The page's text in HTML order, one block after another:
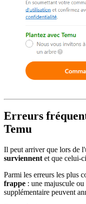
Erreurs
Temu
Il peut arriver que lors de
surviennent et que celui-
Parmi les erreurs les plus
frappe : une majuscule
supplémentaire peuvent